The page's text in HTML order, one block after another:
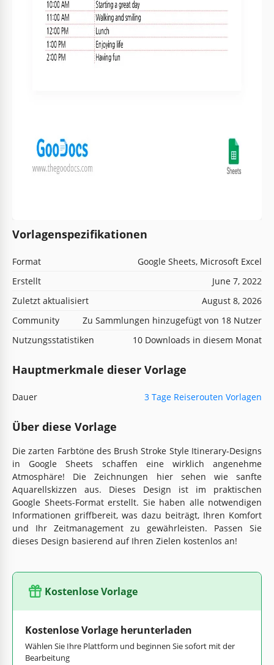
Vorlagenspezifikationen
Format
Google Sheets, Microsoft Excel
Erstellt
June 7, 2022
Zuletzt aktualisiert
August 8, 2026
Community
Zu Sammlungen hinzugefügt von 18 Nutzer
Nutzungsstatistiken
10 Downloads in diesem Monat
Hauptmerkmale dieser Vorlage
Dauer 3 Tage Reiserouten Vorlagen
Über diese Vorlage
Die zarten Farbtöne des Brush Stroke Style Itinerary-Designs
in Google Sheets schaffen eine wirklich angenehme
Atmosphäre! Die Zeichnungen hier sehen wie sanfte
Aquarellskizzen aus. Dieses Design ist im praktischen
Google Sheets-Format erstellt. Sie haben alle notwendigen
Informationen griffbereit, was dazu beiträgt, Ihren Komfort
und Ihr Zeitmanagement zu gewährleisten. Passen Sie
dieses Design basierend auf Ihren Zielen kostenlos an!
Kostenlose Vorlage
Kostenlose Vorlage herunterladen
Wählen Sie Ihre Plattform und beginnen Sie sofort mit der
Bearbeitung